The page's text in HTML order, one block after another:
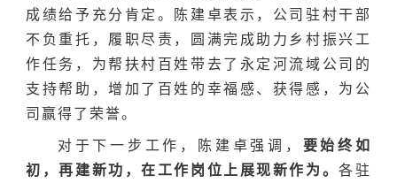
成绩给予充分肯定。陈建卓表示，公司驻村干部
不负重托，履职尽责，圆满完成助力乡村振兴工
作任务，为帮扶村百姓带去了永定河流域公司的
支持帮助，增加了百姓的幸福感、获得感，为公
司赢得了荣誉。
对于下一步工作，陈建卓强调， 要始终如
初，再建新功，在工作岗位上展现新作为。各驻